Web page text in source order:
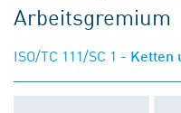
Arbeitsgremium
ISO/TC 111/SC 1 - Ketten